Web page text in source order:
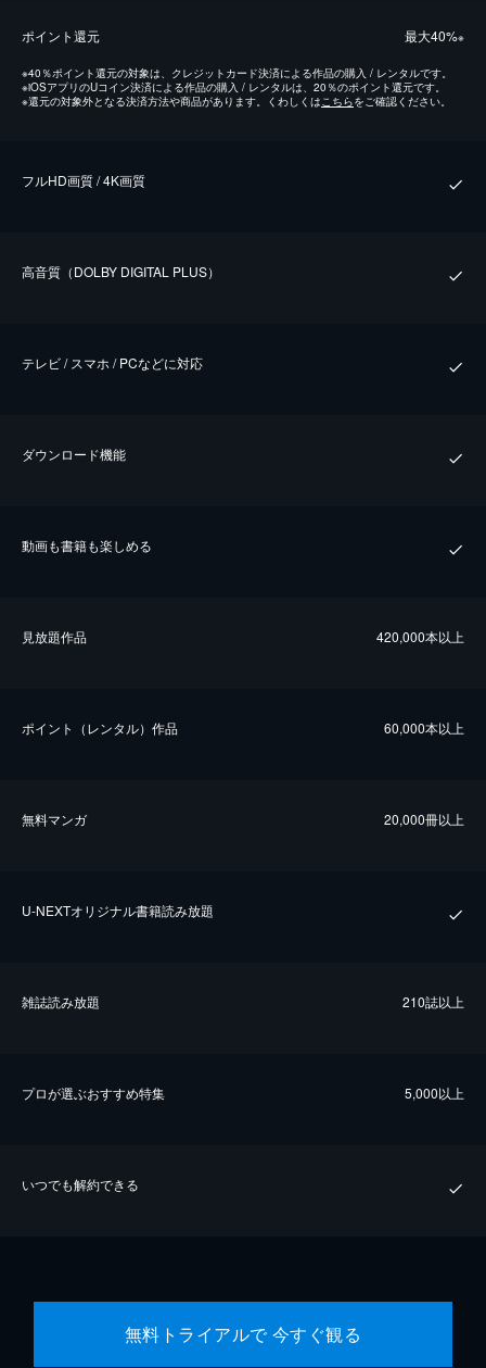
ポイント還元 最⼤40%※
※40％ポイント還元の対象は、クレジットカード決済による作品の購入 / レンタルです。
※iOSアプリのUコイン決済による作品の購入 / レンタルは、20％のポイント還元です。
※還元の対象外となる決済方法や商品があります。くわしくはこちらをご確認ください。
フルHD画質 / 4K画質
⾼⾳質（DOLBY DIGITAL PLUS）
テレビ / スマホ / PCなどに対応
ダウンロード機能
動画も書籍も楽しめる
⾒放題作品 420,000本以上
ポイント（レンタル）作品 60,000本以上
無料マンガ 20,000冊以上
U-NEXTオリジナル書籍読み放題
雑誌読み放題 210誌以上
プロが選ぶおすすめ特集 5,000以上
いつでも解約できる
無料トライアルで 今すぐ観る